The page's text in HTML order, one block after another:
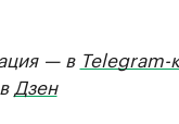
— в Telegram-
Дзен